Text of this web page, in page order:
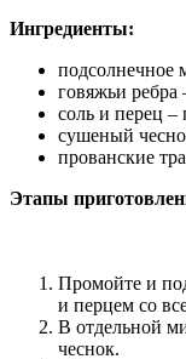
Ингредиенты:
подсолнечное
говяжьи ребра
соль и перец –
сушеный
прованские
Этапы
Промойте и
и перцем со
В отдельной
чеснок.